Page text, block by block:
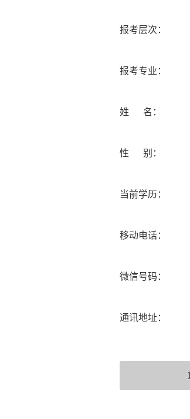
报考层次：
报考专业：
姓 名：
性 别：
当前学历：
移动电话：
微信号码：
通讯地址：